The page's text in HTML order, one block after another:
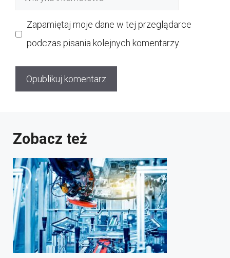
Zapamiętaj moje dane w tej przeglądarce
podczas pisania kolejnych komentarzy.
Zobacz też